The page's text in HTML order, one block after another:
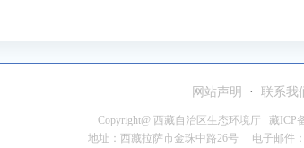
网站声明 · 联系我
Copyright@ 西藏自治区生态环境厅 藏ICP
地址：西藏拉萨市金珠中路26号 电子邮件：